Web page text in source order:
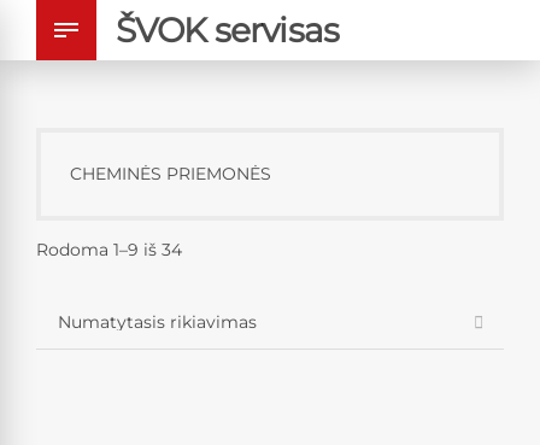
ŠVOK servisas
CHEMINĖS PRIEMONĖS
Rodoma 1–9 iš 34